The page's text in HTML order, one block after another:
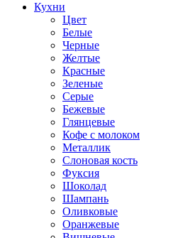
Кухни
Цвет
Белые
Черные
Желтые
Красные
Зеленые
Серые
Бежевые
Глянцевые
Кофе с молоком
Металлик
Слоновая кость
Фуксия
Шоколад
Шампань
Оливковые
Оранжевые